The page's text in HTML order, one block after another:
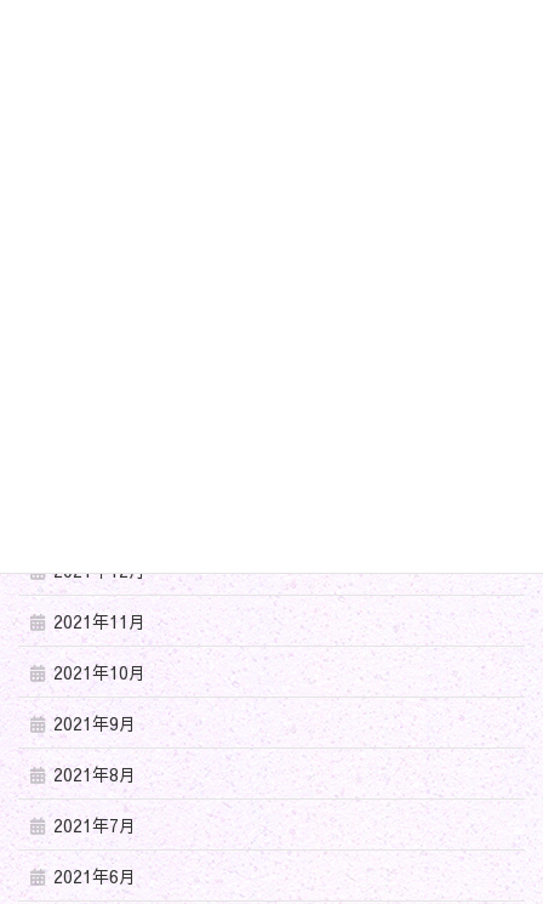
2021年12月
2021年11月
2021年10月
2021年9月
2021年8月
2021年7月
2021年6月